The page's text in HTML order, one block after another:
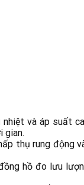
và áp suất
gian.
thụ rung động
hồ đo lưu